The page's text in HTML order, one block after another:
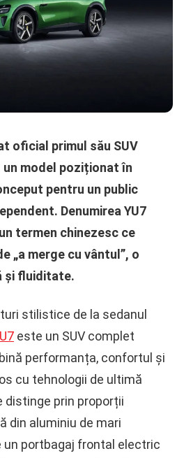
oficial primul său SUV
un model poziționat în
pentru un public
Denumirea YU7
termen chinezesc ce
„a merge cu vântul”, o
și fluiditate.
stilistice de la sedanul
este un SUV complet
performanța, confortul și
cu tehnologii de ultimă
distinge prin proporții
din aluminiu de mari
un portbagaj frontal electric